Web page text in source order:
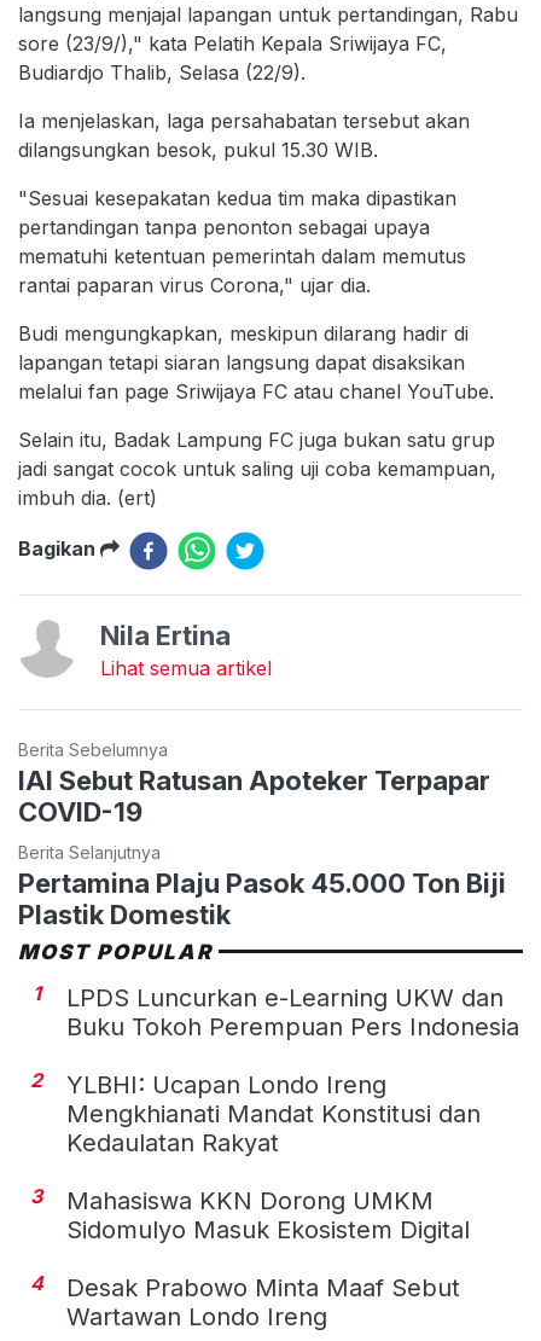
langsung menjajal lapangan untuk pertandingan, Rabu
sore (23/9/)," kata Pelatih Kepala Sriwijaya FC,
Budiardjo Thalib, Selasa (22/9).
Ia menjelaskan, laga persahabatan tersebut akan
dilangsungkan besok, pukul 15.30 WIB.
"Sesuai kesepakatan kedua tim maka dipastikan
pertandingan tanpa penonton sebagai upaya
mematuhi ketentuan pemerintah dalam memutus
rantai paparan virus Corona," ujar dia.
Budi mengungkapkan, meskipun dilarang hadir di
lapangan tetapi siaran langsung dapat disaksikan
melalui fan page Sriwijaya FC atau chanel YouTube.
Selain itu, Badak Lampung FC juga bukan satu grup
jadi sangat cocok untuk saling uji coba kemampuan,
imbuh dia. (ert)
Bagikan
Nila Ertina
Lihat semua artikel
Berita Sebelumnya
IAI Sebut Ratusan Apoteker Terpapar
COVID-19
Berita Selanjutnya
Pertamina Plaju Pasok 45.000 Ton Biji
Plastik Domestik
MOST POPULAR
1
LPDS Luncurkan e-Learning UKW dan
Buku Tokoh Perempuan Pers Indonesia
2
YLBHI: Ucapan Londo Ireng
Mengkhianati Mandat Konstitusi dan
Kedaulatan Rakyat
3
Mahasiswa KKN Dorong UMKM
Sidomulyo Masuk Ekosistem Digital
4
Desak Prabowo Minta Maaf Sebut
Wartawan Londo Ireng